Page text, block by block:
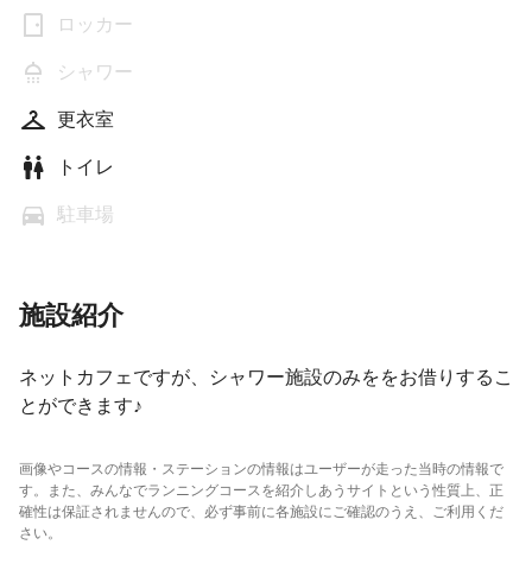
ロッカー
シャワー
更衣室
トイレ
駐車場
施設紹介
ネットカフェですが、シャワー施設のみををお借りするこ
とができます♪
画像やコースの情報・ステーションの情報はユーザーが走った当時の情報で
す。また、みんなでランニングコースを紹介しあうサイトという性質上、正
確性は保証されませんので、必ず事前に各施設にご確認のうえ、ご利用くだ
さい。